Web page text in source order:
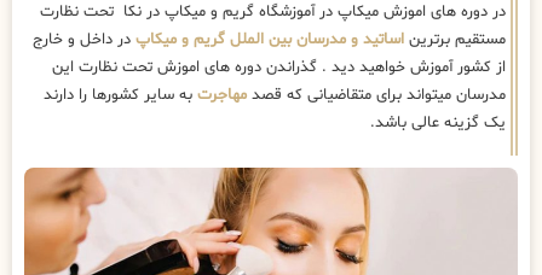
در دوره های اموزش میکاپ در آموزشگاه گریم و میکاپ در نکا تحت نظارت
مستقیم برترین اساتید و مدرسان بین الملل گریم و میکاپ در داخل و خارج
از کشور آموزش خواهید دید . گذراندن دوره های اموزش تحت نظارت این
مدرسان میتواند برای متقاضیانی که قصد مهاجرت به سایر کشورها را دارند
یک گزینه عالی باشد.